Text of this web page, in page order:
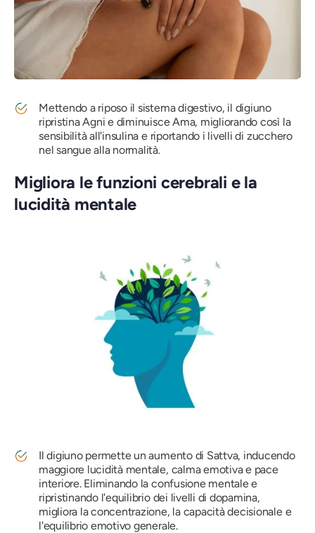
Mettendo a riposo il sistema digestivo, il digiuno
ripristina Agni e diminuisce Ama, migliorando così la
sensibilità all'insulina e riportando i livelli di zucchero
nel sangue alla normalità.
Migliora le funzioni cerebrali e la
lucidità mentale
Il digiuno permette un aumento di Sattva, inducendo
maggiore lucidità mentale, calma emotiva e pace
interiore. Eliminando la confusione mentale e
ripristinando l'equilibrio dei livelli di dopamina,
migliora la concentrazione, la capacità decisionale e
l'equilibrio emotivo generale.